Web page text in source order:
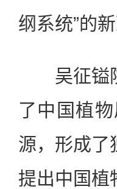
纲系统”的新
吴征镒院
了中国植
源，形成了
提出中国植